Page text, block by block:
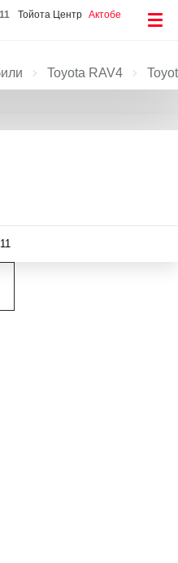
Тойота Центр Актобе
Toyota RAV4